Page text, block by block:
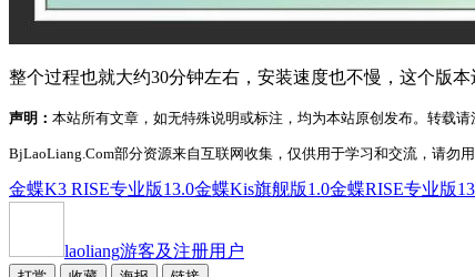
整个过程也就大约30分钟左右，安装速度也不慢，这个版
声明： 本站所有文章，如无特殊说明或标注，均为本站原创发布。转载请
BjLaoLiang.Com部分资源来自互联网收集，仅供用于学习和交流，请勿
金蝶K3 RISE专业版13.0金蝶Kis旗舰版1.0金蝶RISE专业版
laoliang游客及注册用户